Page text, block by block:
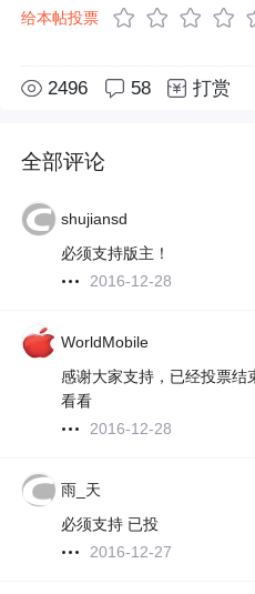
给本帖投票
2496 58 打赏
全部评论
shujiansd
必须支持版主！
2016-12-28
WorldMobile
感谢大家支持，已经投票结
看看
2016-12-28
雨_天
必须支持 已投
2016-12-27